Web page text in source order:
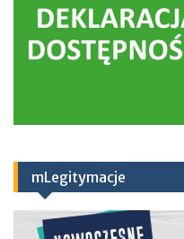
mLegitymacje